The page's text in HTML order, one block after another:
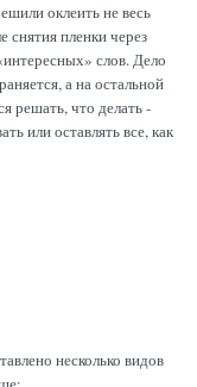
оклеить не весь
снятия пленки через
слов. Дело
а на остальной
решать, что делать -
или оставлять все, как
несколько видов